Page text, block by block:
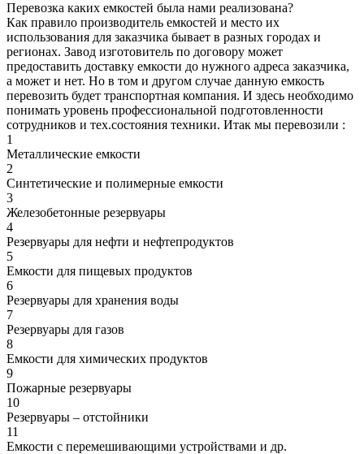
Перевозка каких емкостей была нами реализована?
Как правило производитель емкостей и место их
использования для заказчика бывает в разных городах и
регионах. Завод изготовитель по договору может
предоставить доставку емкости до нужного адреса заказчика,
а может и нет. Но в том и другом случае данную емкость
перевозить будет транспортная компания. И здесь необходимо
понимать уровень профессиональной подготовленности
сотрудников и тех.состояния техники. Итак мы перевозили :
1
Металлические емкости
2
Синтетические и полимерные емкости
3
Железобетонные резервуары
4
Резервуары для нефти и нефтепродуктов
5
Емкости для пищевых продуктов
6
Резервуары для хранения воды
7
Резервуары для газов
8
Емкости для химических продуктов
9
Пожарные резервуары
10
Резервуары – отстойники
11
Емкости с перемешивающими устройствами и др.